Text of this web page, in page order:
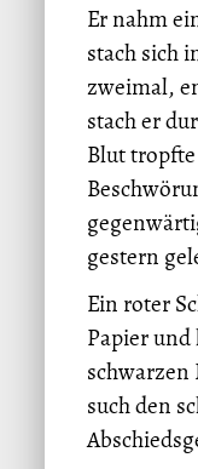
Er nahm
stach sich
zweimal,
stach er
Blut
gestern
Ein roter
Papier
schwarzen
such den